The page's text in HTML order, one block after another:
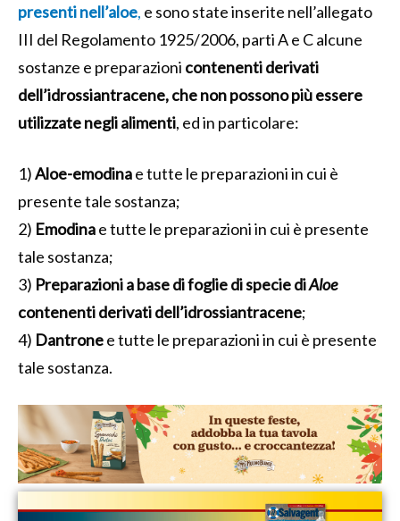
presenti nell’aloe, e sono state inserite nell’allegato
III del Regolamento 1925/2006, parti A e C alcune
sostanze e preparazioni contenenti derivati
dell’idrossiantracene, che non possono più essere
utilizzate negli alimenti, ed in particolare:
1)Aloe-emodinae tutte le preparazioni in cui è
presente tale sostanza;
2) Emodinae tutte le preparazioni in cui è presente
tale sostanza;
3) Preparazioni a base di foglie di specie diAloe
contenenti derivati dell’idrossiantracene;
4) Dantronee tutte le preparazioni in cui è presente
tale sostanza.